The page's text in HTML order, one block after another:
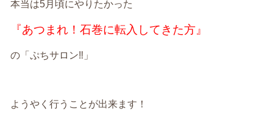
本当は5月頃にやりたかった
『あつまれ！石巻に転入してきた方』
の「ぷちサロン‼️」
ようやく行うことが出来ます！